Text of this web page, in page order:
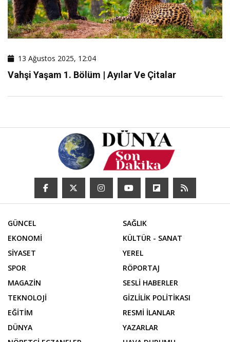
13 Ağustos 2025, 12:04
Vahşi Yaşam 1. Bölüm | Ayılar Ve Çitalar
GÜNCEL
EKONOMİ
SİYASET
SPOR
MAGAZİN
TEKNOLOJİ
EĞİTİM
DÜNYA
SAĞLIK
KÜLTÜR - SANAT
YEREL
RÖPORTAJ
SESLİ HABERLER
GİZLİLİK POLİTİKASI
RESMİ İLANLAR
YAZARLAR